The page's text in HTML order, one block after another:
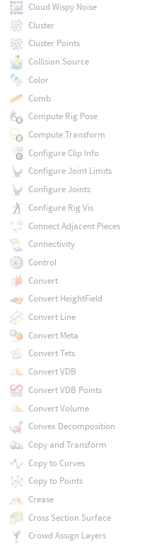
Cloud Wispy Noise
Cluster
Cluster Points
Collision Source
Color
Comb
Compute Rig Pose
Compute Transform
Configure Clip Info
Configure Joint Limits
Configure Joints
Configure Rig Vis
Connect Adjacent Pieces
Connectivity
Control
Convert
Convert HeightField
Convert Line
Convert Meta
Convert Tets
Convert VDB
Convert VDB Points
Convert Volume
Convex Decomposition
Copy and Transform
Copy to Curves
Copy to Points
Crease
Cross Section Surface
Crowd Assign Layers